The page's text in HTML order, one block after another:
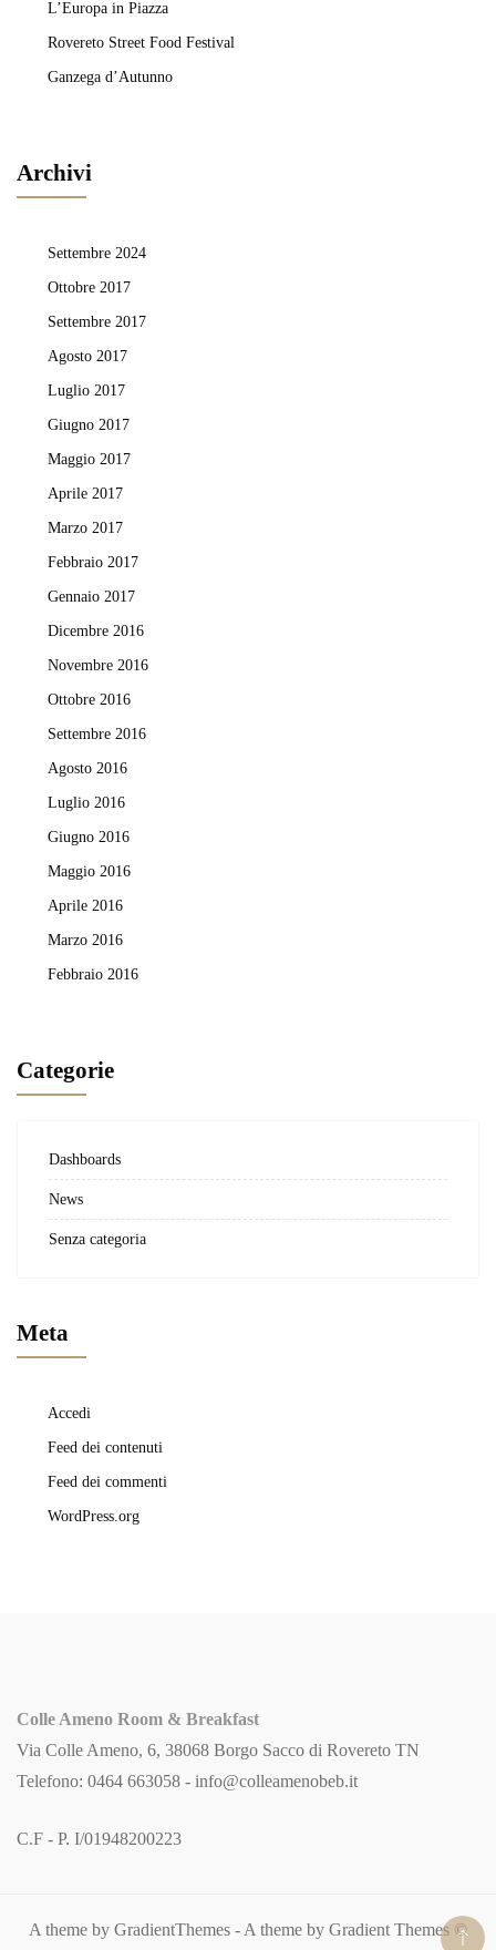
L’Europa in Piazza
Rovereto Street Food Festival
Ganzega d’Autunno
Archivi
Settembre 2024
Ottobre 2017
Settembre 2017
Agosto 2017
Luglio 2017
Giugno 2017
Maggio 2017
Aprile 2017
Marzo 2017
Febbraio 2017
Gennaio 2017
Dicembre 2016
Novembre 2016
Ottobre 2016
Settembre 2016
Agosto 2016
Luglio 2016
Giugno 2016
Maggio 2016
Aprile 2016
Marzo 2016
Febbraio 2016
Categorie
Dashboards
News
Senza categoria
Meta
Accedi
Feed dei contenuti
Feed dei commenti
WordPress.org
Colle Ameno Room & Breakfast
Via Colle Ameno, 6, 38068 Borgo Sacco di Rovereto TN
Telefono: 0464 663058 - info@colleamenobeb.it
C.F - P. I/01948200223
A theme by GradientThemes - A theme by Gradient Themes ©